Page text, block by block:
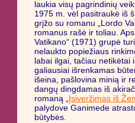
laukia visų pagrindinių
1975 m. vėl pasitraukė iš
grįžo su romanu „Lordo
romanus rašė ir toliau.
Vatikano“ (1971) grupė
nelaukto popiežiaus
labai ilgai, tačiau netikėtai
galiausiai išrenkamas
išeina, pašlovina minią ir
dangų dingdamas iš
romaną „ Įsiveržimas iš
palydove Ganimede
būtybės.